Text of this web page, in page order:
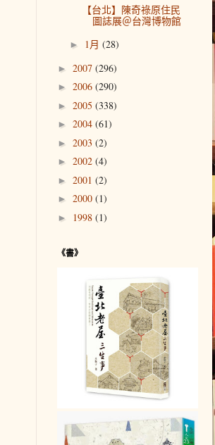
【台北】陳奇祿原住民
圖誌展＠台灣博物館
► 1月 (28)
► 2007 (296)
► 2006 (290)
► 2005 (338)
► 2004 (61)
► 2003 (2)
► 2002 (4)
► 2001 (2)
► 2000 (1)
► 1998 (1)
《書》